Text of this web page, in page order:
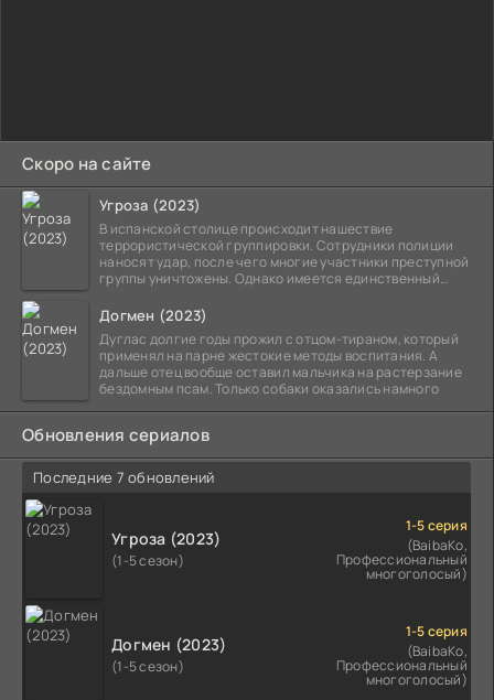
Скоро на сайте
Угроза (2023)
В испанской столице происходит нашествие
террористической группировки. Сотрудники полиции
наносят удар, после чего многие участники преступной
группы уничтожены. Однако имеется единственный
Догмен (2023)
Дуглас долгие годы прожил с отцом-тираном, который
применял на парне жестокие методы воспитания. А
дальше отец вообще оставил мальчика на растерзание
бездомным псам. Только собаки оказались намного
Обновления сериалов
Последние 7 обновлений
Угроза (2023)
(1-5 сезон)
1-5 серия
(BaibaKo,
Профессиональный
многоголосый)
Догмен (2023)
(1-5 сезон)
1-5 серия
(BaibaKo,
Профессиональный
многоголосый)